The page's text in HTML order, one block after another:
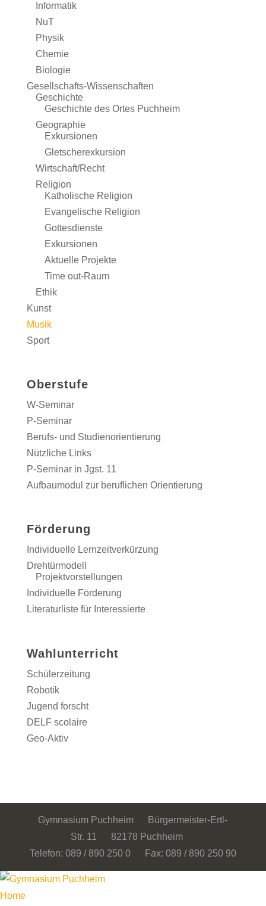
Informatik
NuT
Physik
Chemie
Biologie
Gesellschafts-Wissenschaften
Geschichte
Geschichte des Ortes Puchheim
Geographie
Exkursionen
Gletscherexkursion
Wirtschaft/Recht
Religion
Katholische Religion
Evangelische Religion
Gottesdienste
Exkursionen
Aktuelle Projekte
Time out-Raum
Ethik
Kunst
Musik
Sport
Oberstufe
W-Seminar
P-Seminar
Berufs- und Studienorientierung
Nützliche Links
P-Seminar in Jgst. 11
Aufbaumodul zur beruflichen Orientierung
Förderung
Individuelle Lernzeitverkürzung
Drehtürmodell
Projektvorstellungen
Individuelle Förderung
Literaturliste für Interessierte
Wahlunterricht
Schülerzeitung
Robotik
Jugend forscht
DELF scolaire
Geo-Aktiv
Gymnasium Puchheim Bürgermeister-Ertl-
Str. 11 82178 Puchheim
Telefon: 089 / 890 250 0 Fax: 089 / 890 250 90
Home